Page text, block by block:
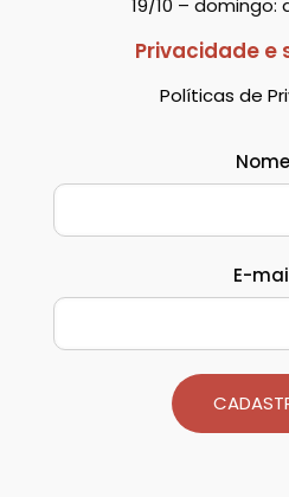
19/10 – domingo:
Privacidade e
Políticas de
E-